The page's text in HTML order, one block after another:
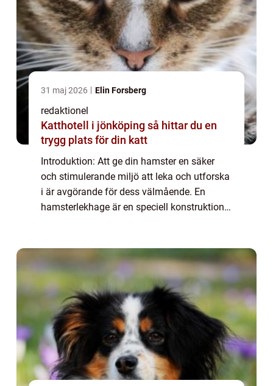
31 maj 2026 Elin Forsberg
redaktionel
Katthotell i jönköping så hittar du en
trygg plats för din katt
Introduktion: Att ge din hamster en säker
och stimulerande miljö att leka och utforska
i är avgörande för dess välmående. En
hamsterlekhage är en speciell konstruktion